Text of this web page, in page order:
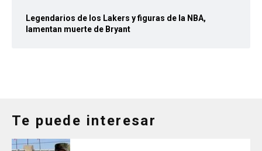
Legendarios de los Lakers y figuras de la NBA,
lamentan muerte de Bryant
Te puede interesar